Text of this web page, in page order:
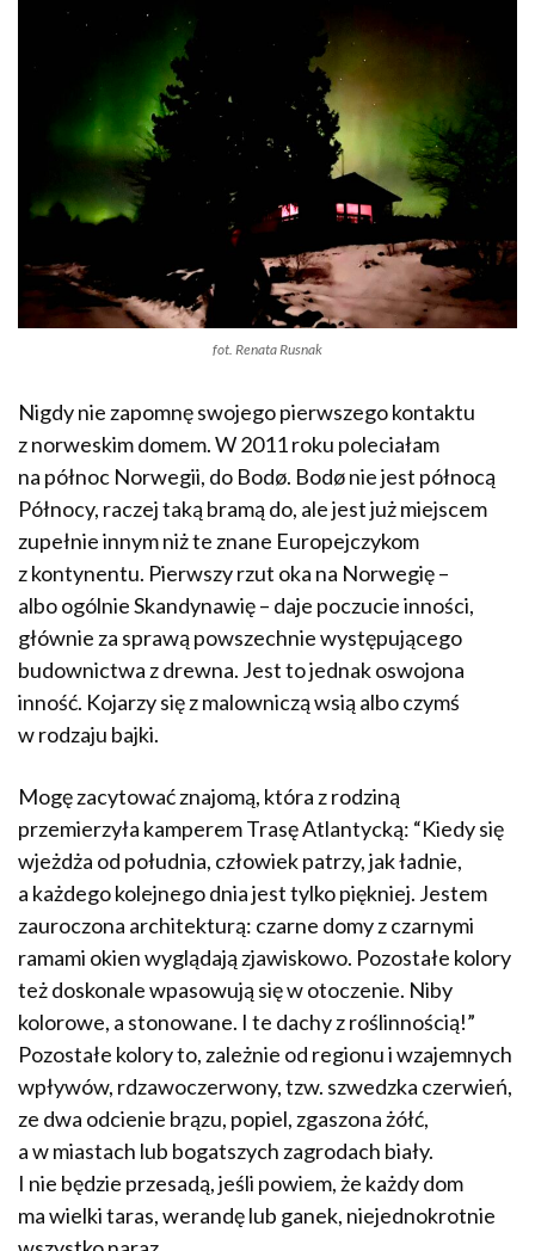
fot. Renata Rusnak
Nigdy nie zapomnę swojego pierwszego kontaktu
z norweskim domem. W 2011 roku poleciałam
na północ Norwegii, do Bodø. Bodø nie jest północą
Północy, raczej taką bramą do, ale jest już miejscem
zupełnie innym niż te znane Europejczykom
z kontynentu. Pierwszy rzut oka na Norwegię –
albo ogólnie Skandynawię – daje poczucie inności,
głównie za sprawą powszechnie występującego
budownictwa z drewna. Jest to jednak oswojona
inność. Kojarzy się z malowniczą wsią albo czymś
w rodzaju bajki.
Mogę zacytować znajomą, która z rodziną
przemierzyła kamperem Trasę Atlantycką: “Kiedy się
wjeżdża od południa, człowiek patrzy, jak ładnie,
a każdego kolejnego dnia jest tylko piękniej. Jestem
zauroczona architekturą: czarne domy z czarnymi
ramami okien wyglądają zjawiskowo. Pozostałe kolory
też doskonale wpasowują się w otoczenie. Niby
kolorowe, a stonowane. I te dachy z roślinnością!”
Pozostałe kolory to, zależnie od regionu i wzajemnych
wpływów, rdzawoczerwony, tzw. szwedzka czerwień,
ze dwa odcienie brązu, popiel, zgaszona żółć,
a w miastach lub bogatszych zagrodach biały.
I nie będzie przesadą, jeśli powiem, że każdy dom
ma wielki taras, werandę lub ganek, niejednokrotnie